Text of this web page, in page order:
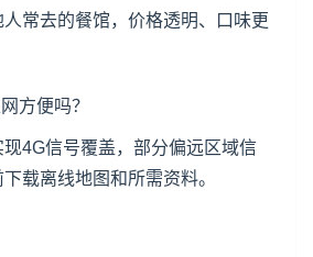
常去的餐馆，价格透明、口味更
方便吗？
4G信号覆盖，部分偏远区域信
载离线地图和所需资料。